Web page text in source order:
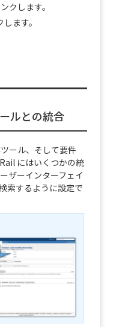
クします。
ます。
ルとの統合
ール、そして要件
にはいくつかの統
ザーインターフェイ
索するように設定で